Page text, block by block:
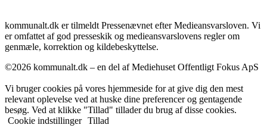
kommunalt.dk er tilmeldt Pressenævnet efter Medieansvarsloven. Vi
er omfattet af god presseskik og medieansvarslovens regler om
genmæle, korrektion og kildebeskyttelse.
©2026 kommunalt.dk – en del af Mediehuset Offentligt Fokus ApS
Vi bruger cookies på vores hjemmeside for at give dig den mest
relevant oplevelse ved at huske dine preferencer og gentagende
besøg. Ved at klikke "Tillad" tillader du brug af disse cookies.
Cookie indstillinger Tillad